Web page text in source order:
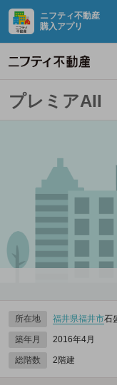
ニフティ不動産
購入アプリ
プレミアAII
所在地 福井県福井市石
築年月 2016年4月
総階数 2階建